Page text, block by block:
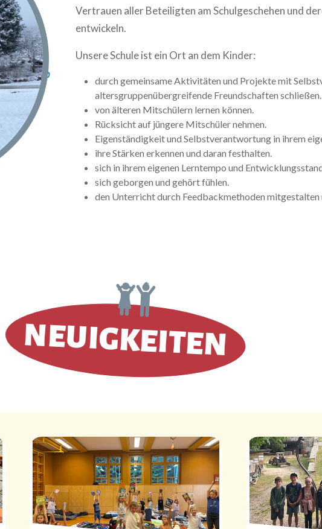
Vertrauen aller Beteiligten am Schulgeschehen und
entwickeln.
Unsere Schule ist ein Ort an dem Kinder:
durch gemeinsame Aktivitäten und Projekte mit
altersgruppenübergreifende Freundschaften schließen.
von älteren Mitschülern lernen können.
Rücksicht auf jüngere Mitschüler nehmen.
Eigenständigkeit und Selbstverantwortung in ihrem
ihre Stärken erkennen und daran festhalten.
sich in ihrem eigenen Lerntempo und
sich geborgen und gehört fühlen.
den Unterricht durch Feedbackmethoden mitgestalten
NEUIGKEITEN